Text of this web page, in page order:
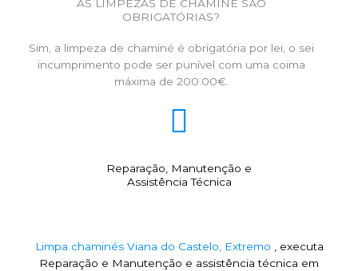
AS LIMPEZAS DE CHAMINÉ SÃO
OBRIGATÓRIAS?
Sim, a limpeza de chaminé é obrigatória por lei, o sei
incumprimento pode ser punível com uma coima
máxima de 200.00€.
Reparação, Manutenção e
Assistência Técnica
Limpa chaminés Viana do Castelo, Extremo , executa
Reparação e Manutenção e assistência técnica em